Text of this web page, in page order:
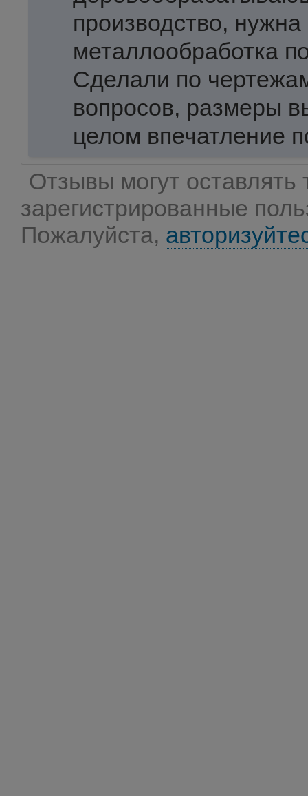
производство,
металлообработка
Сделали по
вопросов, размеры
целом впечатление
Отзывы могут оставлять
зарегистрированные
Пожалуйста,